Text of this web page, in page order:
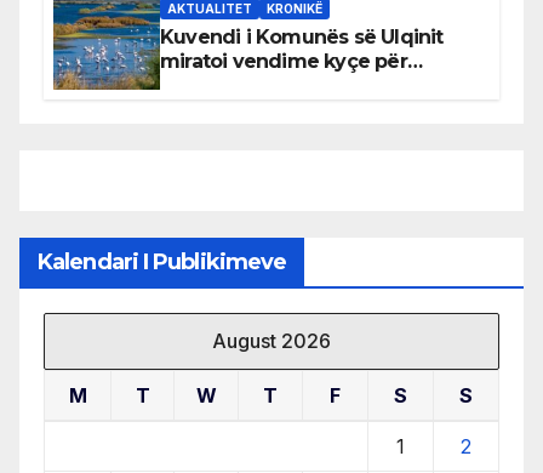
AKTUALITET KRONIKË
Kuvendi i Komunës së Ulqinit
miratoi vendime kyçe për
Kalendari I Publikimeve
August 2026
M T W T F S S
1 2